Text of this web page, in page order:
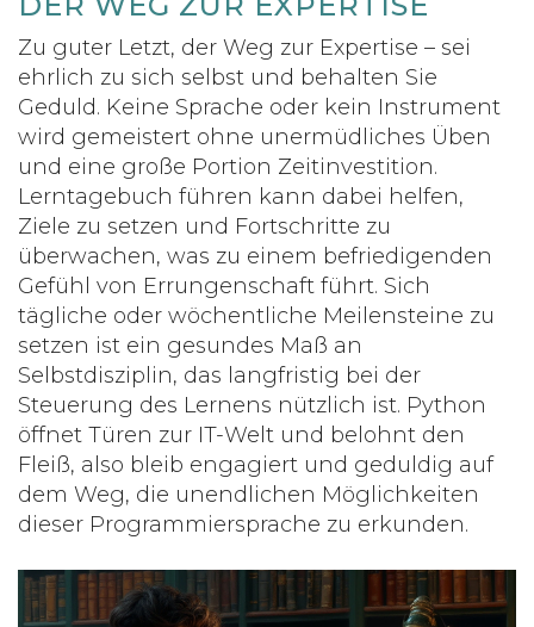
Zu guter Letzt, der Weg zur Expertise – sei
ehrlich zu sich selbst und behalten Sie
Geduld. Keine Sprache oder kein Instrument
wird gemeistert ohne unermüdliches Üben
und eine große Portion Zeitinvestition.
Lerntagebuch führen kann dabei helfen,
Ziele zu setzen und Fortschritte zu
überwachen, was zu einem befriedigenden
Gefühl von Errungenschaft führt. Sich
tägliche oder wöchentliche Meilensteine zu
setzen ist ein gesundes Maß an
Selbstdisziplin, das langfristig bei der
Steuerung des Lernens nützlich ist. Python
öffnet Türen zur IT-Welt und belohnt den
Fleiß, also bleib engagiert und geduldig auf
dem Weg, die unendlichen Möglichkeiten
dieser Programmiersprache zu erkunden.